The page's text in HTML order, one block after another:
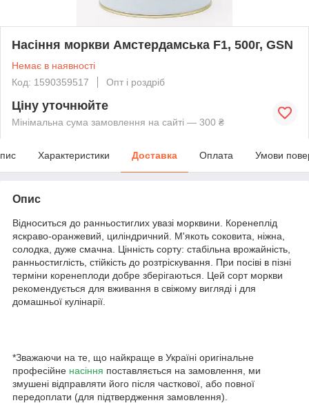
Насіння моркви Амстердамська F1, 500г, GSN
Немає в наявності
Код: 1590359517
Опт і роздріб
Ціну уточнюйте
Мінімальна сума замовлення на сайті — 300 ₴
Характеристики Доставка Оплата Умови
Опис
Відноситься до ранньостиглих увазі морквини. Коренеплід
яскраво-оранжевий, циліндричний. М'якоть соковита, ніжна,
солодка, дуже смачна. Цінність сорту: стабільна врожайність,
ранньостиглість, стійкість до розтріскування. При посіві в пізні
терміни коренеплоди добре зберігаються. Цей сорт моркви
рекомендується для вживання в свіжому вигляді і для
домашньої кулінарії.
*Зважаючи на те, що найкраще в Україні оригінальне
професійне насіння поставляється на замовлення, ми
змушені відправляти його після часткової, або повної
передоплати (для підтвердження замовлення).